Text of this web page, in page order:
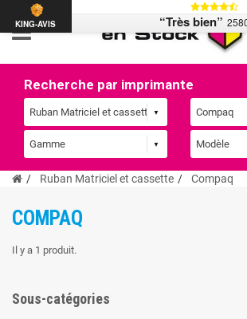
Recherche par imprimante
Ruban Matriciel et cassette Compaq
COMPAQ
Il y a 1 produit.
Sous-catégories
KING-AVIS “Très bien”